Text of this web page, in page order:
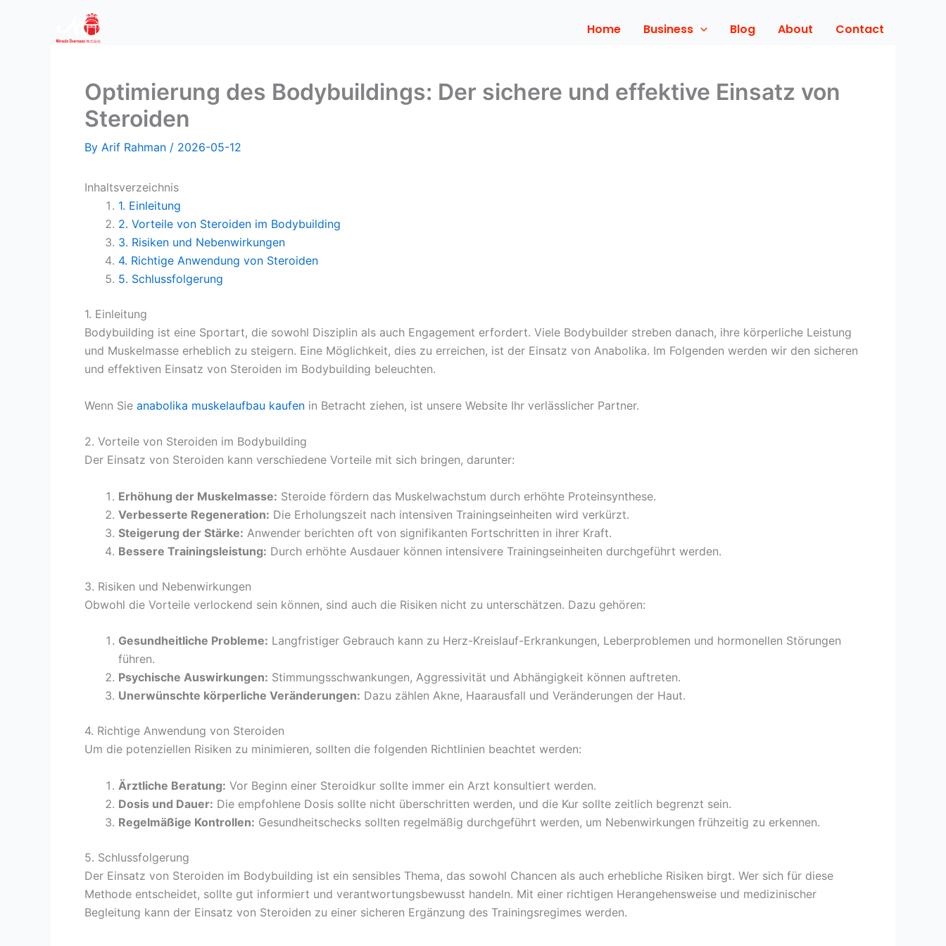
Home Business Blog About Contact
Optimierung des Bodybuildings: Der sichere und effektive Einsatz von
Steroiden
By Arif Rahman / 2026-05-12
Inhaltsverzeichnis
1. Einleitung
2. Vorteile von Steroiden im Bodybuilding
3. Risiken und Nebenwirkungen
4. Richtige Anwendung von Steroiden
5. Schlussfolgerung
1. Einleitung
Bodybuilding ist eine Sportart, die sowohl Disziplin als auch Engagement erfordert. Viele Bodybuilder streben danach, ihre körperliche Leistung
und Muskelmasse erheblich zu steigern. Eine Möglichkeit, dies zu erreichen, ist der Einsatz von Anabolika. Im Folgenden werden wir den sicheren
und effektiven Einsatz von Steroiden im Bodybuilding beleuchten.
Wenn Sie anabolika muskelaufbau kaufen in Betracht ziehen, ist unsere Website Ihr verlässlicher Partner.
2. Vorteile von Steroiden im Bodybuilding
Der Einsatz von Steroiden kann verschiedene Vorteile mit sich bringen, darunter:
Erhöhung der Muskelmasse: Steroide fördern das Muskelwachstum durch erhöhte Proteinsynthese.
Verbesserte Regeneration: Die Erholungszeit nach intensiven Trainingseinheiten wird verkürzt.
Steigerung der Stärke: Anwender berichten oft von signifikanten Fortschritten in ihrer Kraft.
Bessere Trainingsleistung: Durch erhöhte Ausdauer können intensivere Trainingseinheiten durchgeführt werden.
3. Risiken und Nebenwirkungen
Obwohl die Vorteile verlockend sein können, sind auch die Risiken nicht zu unterschätzen. Dazu gehören:
Gesundheitliche Probleme: Langfristiger Gebrauch kann zu Herz-Kreislauf-Erkrankungen, Leberproblemen und hormonellen Störungen
führen.
Psychische Auswirkungen: Stimmungsschwankungen, Aggressivität und Abhängigkeit können auftreten.
Unerwünschte körperliche Veränderungen: Dazu zählen Akne, Haarausfall und Veränderungen der Haut.
4. Richtige Anwendung von Steroiden
Um die potenziellen Risiken zu minimieren, sollten die folgenden Richtlinien beachtet werden:
Ärztliche Beratung: Vor Beginn einer Steroidkur sollte immer ein Arzt konsultiert werden.
Dosis und Dauer: Die empfohlene Dosis sollte nicht überschritten werden, und die Kur sollte zeitlich begrenzt sein.
Regelmäßige Kontrollen: Gesundheitschecks sollten regelmäßig durchgeführt werden, um Nebenwirkungen frühzeitig zu erkennen.
5. Schlussfolgerung
Der Einsatz von Steroiden im Bodybuilding ist ein sensibles Thema, das sowohl Chancen als auch erhebliche Risiken birgt. Wer sich für diese
Methode entscheidet, sollte gut informiert und verantwortungsbewusst handeln. Mit einer richtigen Herangehensweise und medizinischer
Begleitung kann der Einsatz von Steroiden zu einer sicheren Ergänzung des Trainingsregimes werden.